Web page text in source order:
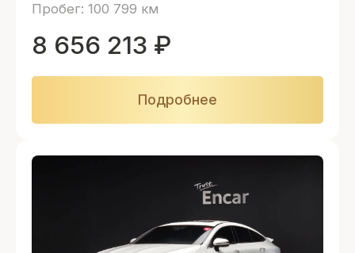
Пробег: 100 799 км
8 656 213 ₽
Подробнее